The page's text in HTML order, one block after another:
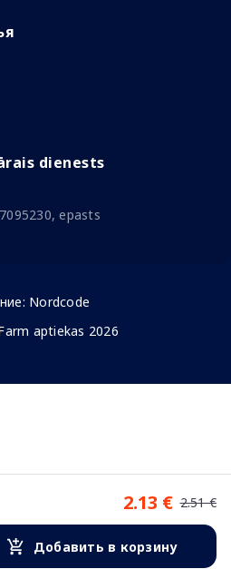
2.13 € 2.51 €
Добавить в корзину
dienests
epasts
Nordcode
aptiekas 2026